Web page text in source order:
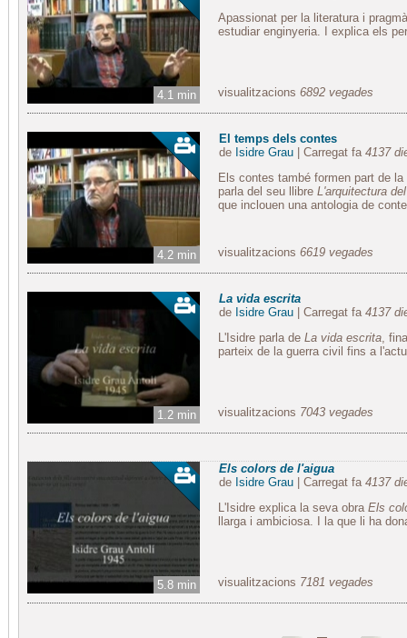
4.1 min
Apassionat per la literatura i
estudiar enginyeria. I explica els
visualitzacions 6892 vegades
4.2 min
El temps dels contes
de Isidre Grau| Carregat fa 4137
Els contes també formen part de
parla del seu llibre L'arquitectura
que inclouen una antologia de
visualitzacions 6619 vegades
1.2 min
La vida escrita
de Isidre Grau| Carregat fa 4137
L'Isidre parla de La vida escrita,
parteix de la guerra civil fins a
visualitzacions 7043 vegades
5.8 min
Els colors de l'aigua
de Isidre Grau| Carregat fa 4137
L'Isidre explica la seva obra Els
llarga i ambiciosa. I la que li ha
visualitzacions 7181 vegades